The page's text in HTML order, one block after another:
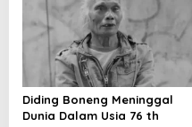
Diding Boneng Meninggal
Dunia Dalam Usia 76 th